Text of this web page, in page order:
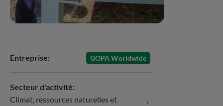
Entreprise GOPA Worldwide
Secteur d'activité
Climat, ressources naturelles et